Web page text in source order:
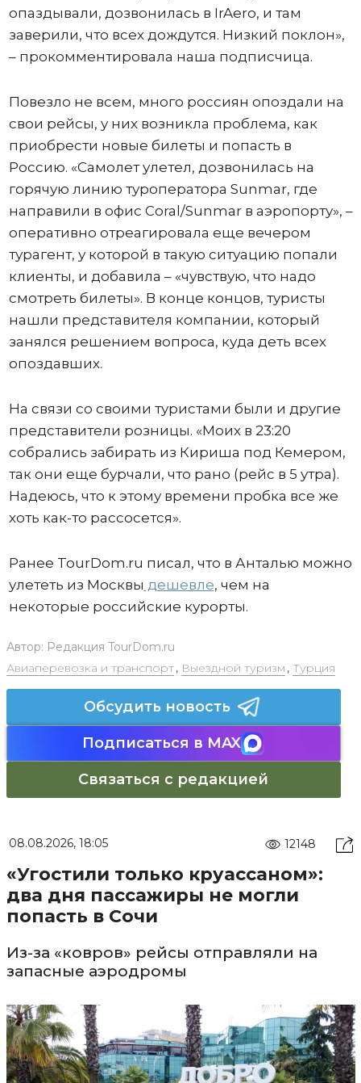
опаздывали, дозвонилась в IrAero, и там
заверили, что всех дождутся. Низкий поклон»,
– прокомментировала наша подписчица.
Повезло не всем, много россиян опоздали на
свои рейсы, у них возникла проблема, как
приобрести новые билеты и попасть в
Россию. «Самолет улетел, дозвонилась на
горячую линию туроператора Sunmar, где
направили в офис Coral/Sunmar в аэропорту», –
оперативно отреагировала еще вечером
турагент, у которой в такую ситуацию попали
клиенты, и добавила – «чувствую, что надо
смотреть билеты». В конце концов, туристы
нашли представителя компании, который
занялся решением вопроса, куда деть всех
опоздавших.
На связи со своими туристами были и другие
представители розницы. «Моих в 23:20
собрались забирать из Кириша под Кемером,
так они еще бурчали, что рано (рейс в 5 утра).
Надеюсь, что к этому времени пробка все же
хоть как-то рассосется».
Ранее TourDom.ru писал, что в Анталью можно
улететь из Москвы дешевле, чем на
некоторые российские курорты.
Автор: Редакция TourDom.ru
Авиаперевозка и транспорт, Выездной туризм , Турция
Обсудить новость
Подписаться в MAX
Связаться с редакцией
08.08.2026, 18:05 12148
«Угостили только круассаном»:
два дня пассажиры не могли
попасть в Сочи
Из-за «ковров» рейсы отправляли на
запасные аэродромы